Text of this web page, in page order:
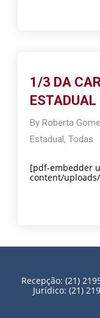
1/3 DA
ESTADUAL
ByRoberta
Estadual,Todas
[pdf-embedder
content/
Recepção: (21)
Jurídico: (21)